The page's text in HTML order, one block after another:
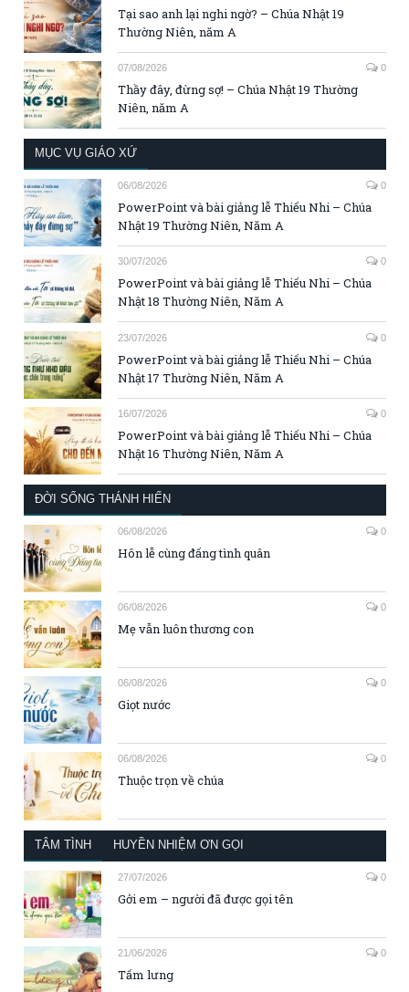
Tại sao anh lại nghi ngờ? – Chúa Nhật 19
Thường Niên, năm A
07/08/2026 0
Thầy đây, đừng sợ! – Chúa Nhật 19 Thường
Niên, năm A
MỤC VỤ GIÁO XỨ
06/08/2026 0
PowerPoint và bài giảng lễ Thiếu Nhi – Chúa
Nhật 19 Thường Niên, Năm A
30/07/2026 0
PowerPoint và bài giảng lễ Thiếu Nhi – Chúa
Nhật 18 Thường Niên, Năm A
23/07/2026 0
PowerPoint và bài giảng lễ Thiếu Nhi – Chúa
Nhật 17 Thường Niên, Năm A
16/07/2026 0
PowerPoint và bài giảng lễ Thiếu Nhi – Chúa
Nhật 16 Thường Niên, Năm A
ĐỜI SỐNG THÁNH HIẾN
06/08/2026 0
Hôn lễ cùng đấng tình quân
06/08/2026 0
Mẹ vẫn luôn thương con
06/08/2026 0
Giọt nước
06/08/2026 0
Thuộc trọn về chúa
TÂM TÌNH HUYỀN NHIỆM ƠN GỌI
27/07/2026 0
Gởi em – người đã được gọi tên
21/06/2026 0
Tấm lưng